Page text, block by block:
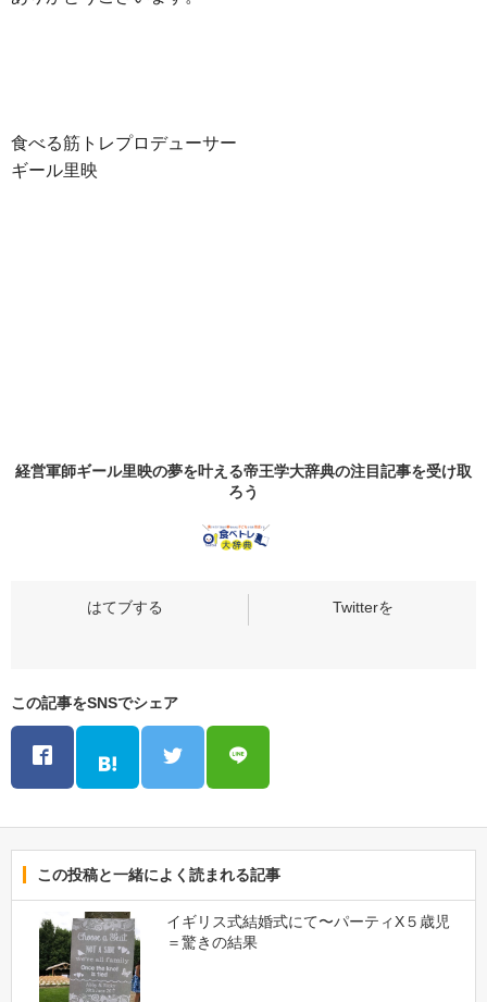
食べる筋トレプロデューサー
ギール里映
経営軍師ギール里映の夢を叶える帝王学大辞典の注目記事を受け取
ろう
この記事をSNSでシェア
この投稿と一緒によく読まれる記事
イギリス式結婚式にて〜パーティX５歳児
＝驚きの結果